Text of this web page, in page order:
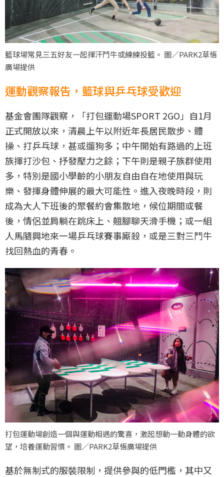
籃球場常見三五好友一起揮汗鬥牛或練練投籃。 圖／PARK2草悟
廣場提供
運動觀察報告，籃球與乒乓球受歡迎
基金會團隊觀察，「打包運動場SPORT 2GO」自1月
正式開放以來，清晨上午以附近年長居民散步、體
操、打乒乓球，甚或遛狗多；中午開始有路過的上班
族揮打沙包、抒發壓力之餘；下午則是親子族群使用
多，特別是國小學齡的小朋友自由自在地使用與玩
樂、發揮身體伸展的最大可能性。進入夜晚時段，則
成為大人下班後的聚餐約會集散地，候位期間或餐
後，情侶並肩躺在跳床上、翹腳聊天滑手機；或一組
人馬隨興地來一場乒乓球賽事廝殺，或是三對三鬥牛
找回熱血的青春。
打包運動場創造一個與運動相遇的驚喜，激起想動一動身體的欲
望，培養運動習慣。 圖／PARK2草悟廣場提供
基於無制式的服裝限制，提供參與的低門檻，其中又